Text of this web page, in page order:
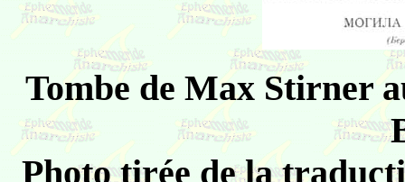
Tombe de Max Stirner
Photo tirée de la